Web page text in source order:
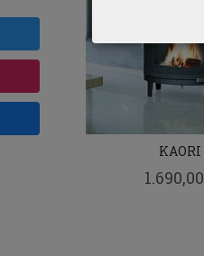
KAORI